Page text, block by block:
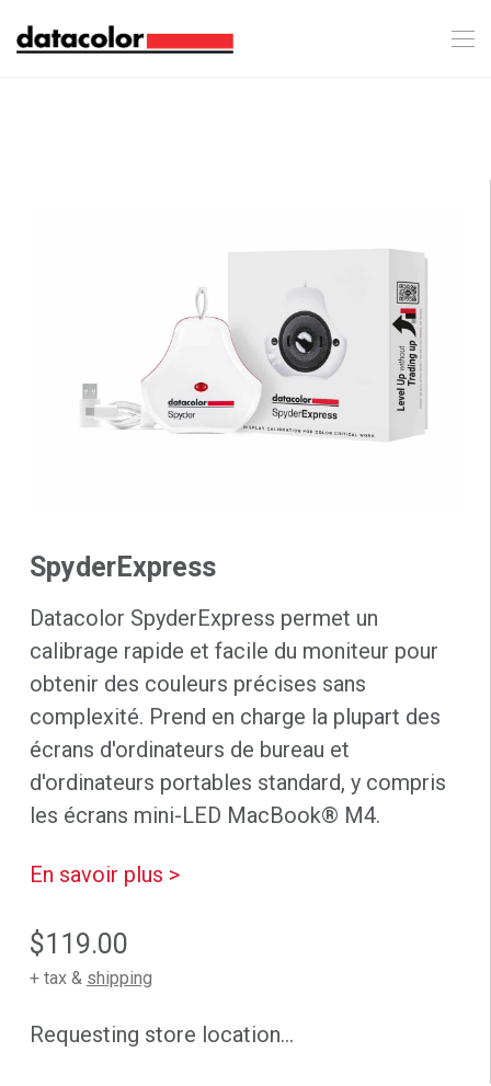
SpyderExpress
Datacolor SpyderExpress permet un
calibrage rapide et facile du moniteur pour
obtenir des couleurs précises sans
complexité. Prend en charge la plupart des
écrans d'ordinateurs de bureau et
d'ordinateurs portables standard, y compris
les écrans mini-LED MacBook® M4.
En savoir plus >
$119.00
+ tax & shipping
Requesting store location...